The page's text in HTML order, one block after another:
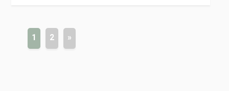
1 2 »